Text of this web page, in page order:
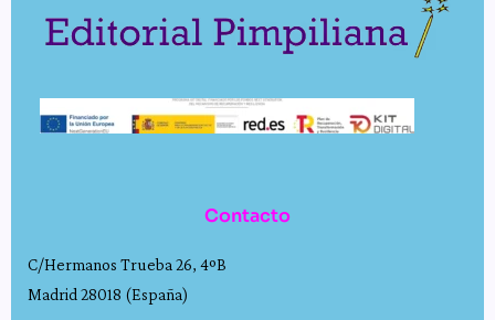
Contacto
C/Hermanos Trueba 26, 4ºB
Madrid 28018 (España)